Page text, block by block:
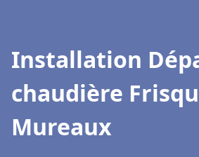
Installation
chaudière
Mureaux